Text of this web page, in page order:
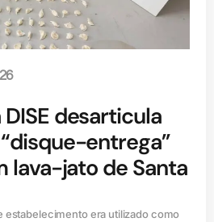
desarticula
entrega”
lava-jato de Santa
estabelecimento era utilizado como